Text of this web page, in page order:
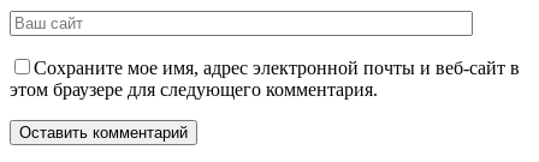
Сохраните мое имя, адрес электронной почты и веб-сайт в
этом браузере для следующего комментария.